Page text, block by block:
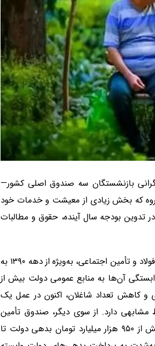
شدن زمان تدوین لایحه بودجه سال ۱۴۰۵، نگرانی بازنشستگان سه صندوق اصلی کشور—
که بخش زیادی از معیشت و خدمات خود
تدوین بودجه سال آینده، حقوق و مطالبات
در سال‌های اخیر کاهش شدید ضریب پشتیبانی در صندوق‌های کشوری، فولاد و تأمین اجتماعی، به‌ویژه از دهه ۱۳۹۰ به
آن‌ها به منابع عمومی دولت بیش از
و کاهش تعداد شاغلان، اکنون در عمل یک
دارد. از سوی دیگر، صندوق تأمین
اجتماعی با کاهش ضریب پشتیبانی به کمتر از چهار و انباشته شدن بیش از ۹۵۰ هزار میلیارد تومان بدهی دولت تا